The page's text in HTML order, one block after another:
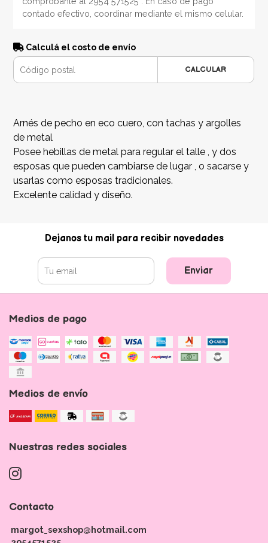
contado efectivo, coordinar mediante el mismo celular.
Calculá el costo de envío
CALCULAR
Arnés de pecho en eco cuero, con tachas y argolles
de metal
Posee hebillas de metal para regular el talle , y dos
esposas que pueden cambiarse de lugar , o sacarse y
usarlas como esposas tradicionales.
Excelente calidad y diseño.
Dejanos tu mail para recibir novedades
Enviar
Medios de pago
Medios de envío
Nuestras redes sociales
Contacto
margot_sexshop@hotmail.com